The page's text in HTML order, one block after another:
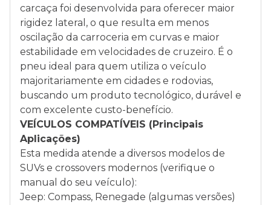
carcaça foi desenvolvida para oferecer maior
rigidez lateral, o que resulta em menos
oscilação da carroceria em curvas e maior
estabilidade em velocidades de cruzeiro. É o
pneu ideal para quem utiliza o veículo
majoritariamente em cidades e rodovias,
buscando um produto tecnológico, durável e
com excelente custo-benefício.
VEÍCULOS COMPATÍVEIS (Principais
Aplicações)
Esta medida atende a diversos modelos de
SUVs e crossovers modernos (verifique o
manual do seu veículo):
Jeep: Compass, Renegade (algumas versões)